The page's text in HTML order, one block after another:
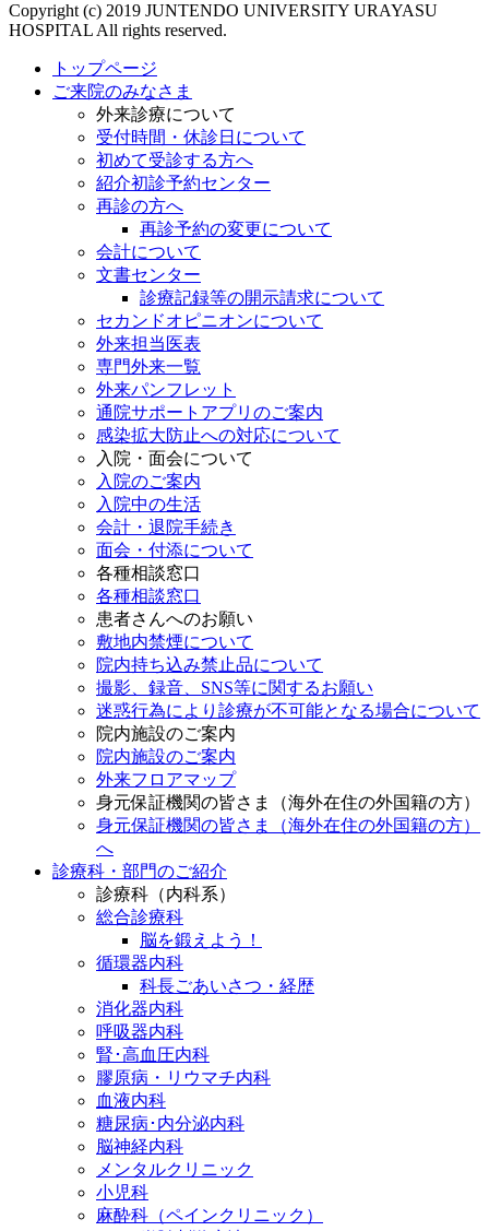
Copyright (c) 2019 JUNTENDO UNIVERSITY URAYASU
HOSPITAL All rights reserved.
トップページ
ご来院のみなさま
外来診療について
受付時間・休診日について
初めて受診する方へ
紹介初診予約センター
再診の方へ
再診予約の変更について
会計について
文書センター
診療記録等の開示請求について
セカンドオピニオンについて
外来担当医表
専門外来一覧
外来パンフレット
通院サポートアプリのご案内
感染拡大防止への対応について
入院・面会について
入院のご案内
入院中の生活
会計・退院手続き
面会・付添について
各種相談窓口
各種相談窓口
患者さんへのお願い
敷地内禁煙について
院内持ち込み禁止品について
撮影、録音、SNS等に関するお願い
迷惑行為により診療が不可能となる場合について
院内施設のご案内
院内施設のご案内
外来フロアマップ
身元保証機関の皆さま（海外在住の外国籍の方）
身元保証機関の皆さま（海外在住の外国籍の方）
へ
診療科・部門のご紹介
診療科（内科系）
総合診療科
脳を鍛えよう！
循環器内科
科長ごあいさつ・経歴
消化器内科
呼吸器内科
腎･高血圧内科
膠原病・リウマチ内科
血液内科
糖尿病･内分泌内科
脳神経内科
メンタルクリニック
小児科
麻酔科（ペインクリニック）